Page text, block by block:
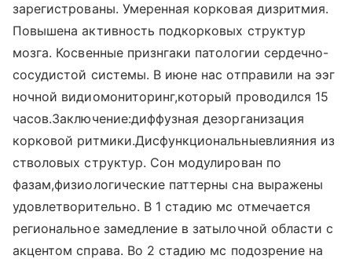
зарегистрованы. Умеренная корковая дизритмия.
Повышена активность подкорковых структур
мозга. Косвенные признгаки патологии сердечно-
сосудистой системы. В июне нас отправили на ээг
ночной видиомониторинг,который проводился 15
часов.Заключение:диффузная дезорганизация
корковой ритмики.Дисфункциональныевлияния из
стволовых структур. Сон модулирован по
фазам,физиологические паттерны сна выражены
удовлетворительно. В 1 стадию мс отмечается
региональное замедление в затылочной области с
акцентом справа. Во 2 стадию мс подозрение на